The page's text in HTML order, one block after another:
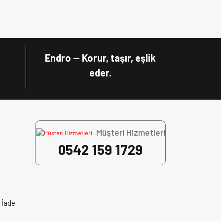
Endro — Korur, taşır, eşlik
eder.
Müşteri Hizmetleri
0542 159 1729